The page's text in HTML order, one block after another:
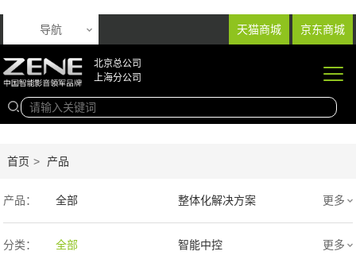
天猫商城 京东商城
导航
北京总公司
上海分公司
首页 > 产品
产品： 全部 整体化解决方案
音响产品 投影产品
更多
分类： 全部 智能中控 更多